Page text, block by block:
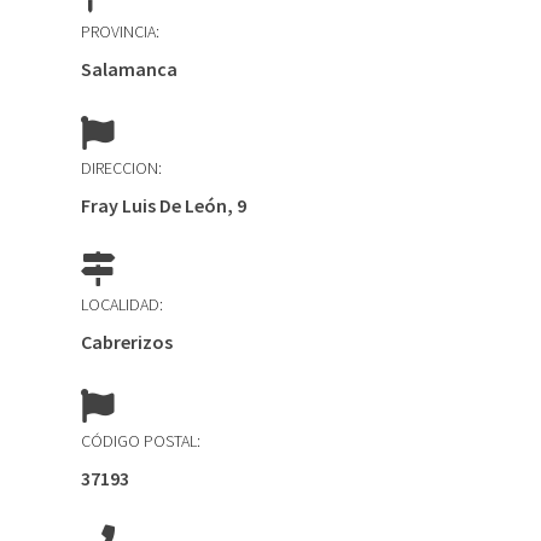
PROVINCIA:
Salamanca
DIRECCION:
Fray Luis De León, 9
LOCALIDAD:
Cabrerizos
CÓDIGO POSTAL:
37193